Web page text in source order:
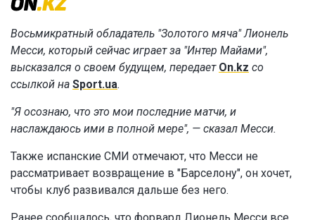
Восьмикратный обладатель "Золотого мяча" Лионель
Месси, который сейчас играет за "Интер Майами",
высказался о своем будущем, передает On.kz со
ссылкой на Sport.ua.
"Я осознаю, что это мои последние матчи, и
наслаждаюсь ими в полной мере", — сказал Месси.
Также испанские СМИ отмечают, что Месси не
рассматривает возвращение в "Барселону", он хочет,
чтобы клуб развивался дальше без него.